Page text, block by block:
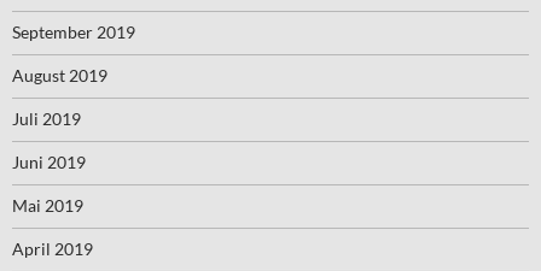
September 2019
August 2019
Juli 2019
Juni 2019
Mai 2019
April 2019